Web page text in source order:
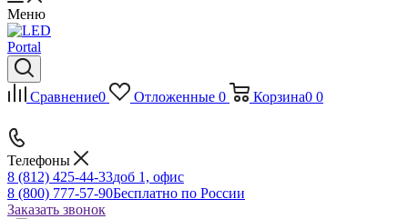
Меню
Сравнение0 Отложенные 0 Корзина0 0
Телефоны
8 (812) 425-44-33доб 1, офис
8 (800) 777-57-90Бесплатно по России
Заказать звонок